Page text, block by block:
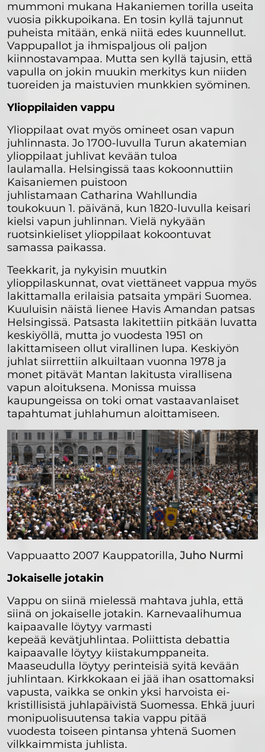
mummoni mukana Hakaniemen torilla useita
vuosia pikkupoikana. En tosin kyllä tajunnut
puheista mitään, enkä niitä edes kuunnellut.
Vappupallot ja ihmispaljous oli paljon
kiinnostavampaa. Mutta sen kyllä tajusin, että
vapulla on jokin muukin merkitys kun niiden
tuoreiden ja maistuvien munkkien syöminen.
Ylioppilaiden vappu
Ylioppilaat ovat myös omineet osan vapun
juhlinnasta. Jo 1700-luvulla Turun akatemian
ylioppilaat juhlivat kevään tuloa
laulamalla. Helsingissä taas kokoonnuttiin
Kaisaniemen puistoon
juhlistamaan Catharina Wahllundia
toukokuun 1. päivänä, kun 1820-luvulla keisari
kielsi vapun juhlinnan. Vielä nykyään
ruotsinkieliset ylioppilaat kokoontuvat
samassa paikassa.
Teekkarit, ja nykyisin muutkin
ylioppilaskunnat, ovat viettäneet vappua myös
lakittamalla erilaisia patsaita ympäri Suomea.
Kuuluisin näistä lienee Havis Amandan patsas
Helsingissä. Patsasta lakitettiin pitkään luvatta
keskiyöllä, mutta jo vuodesta 1951 on
lakittamiseen ollut virallinen lupa. Keskiyön
juhlat siirrettiin alkuiltaan vuonna 1978 ja
monet pitävät Mantan lakitusta virallisena
vapun aloituksena. Monissa muissa
kaupungeissa on toki omat vastaavanlaiset
tapahtumat juhlahumun aloittamiseen.
Vappuaatto 2007 Kauppatorilla, Juho Nurmi
Jokaiselle jotakin
Vappu on siinä mielessä mahtava juhla, että
siinä on jokaiselle jotakin. Karnevaalihumua
kaipaavalle löytyy varmasti
kepeää kevätjuhlintaa. Poliittista debattia
kaipaavalle löytyy kiistakumppaneita.
Maaseudulla löytyy perinteisiä syitä kevään
juhlintaan. Kirkkokaan ei jää ihan osattomaksi
vapusta, vaikka se onkin yksi harvoista ei-
kristillisistä juhlapäivistä Suomessa. Ehkä juuri
monipuolisuutensa takia vappu pitää
vuodesta toiseen pintansa yhtenä Suomen
vilkkaimmista juhlista.